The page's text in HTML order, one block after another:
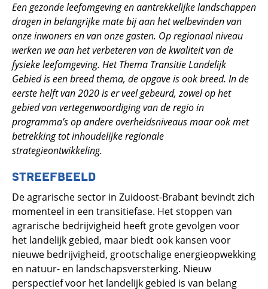
Een gezonde leefomgeving en aantrekkelijke landschappen
dragen in belangrijke mate bij aan het welbevinden van
onze inwoners en van onze gasten. Op regionaal niveau
werken we aan het verbeteren van de kwaliteit van de
fysieke leefomgeving. Het Thema Transitie Landelijk
Gebied is een breed thema, de opgave is ook breed. In de
eerste helft van 2020 is er veel gebeurd, zowel op het
gebied van vertegenwoordiging van de regio in
programma’s op andere overheidsniveaus maar ook met
betrekking tot inhoudelijke regionale
strategieontwikkeling.
STREEFBEELD
De agrarische sector in Zuidoost-Brabant bevindt zich
momenteel in een transitiefase. Het stoppen van
agrarische bedrijvigheid heeft grote gevolgen voor
het landelijk gebied, maar biedt ook kansen voor
nieuwe bedrijvigheid, grootschalige energieopwekking
en natuur- en landschapsversterking. Nieuw
perspectief voor het landelijk gebied is van belang